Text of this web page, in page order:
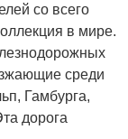
со всего
в мире.
среди
Гамбурга,
дорога